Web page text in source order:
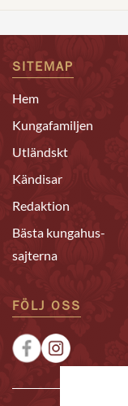
SITEMAP
Hem
Kungafamiljen
Utländskt
Kändisar
Redaktion
Bästa kungahus-
sajterna
FÖLJ OSS